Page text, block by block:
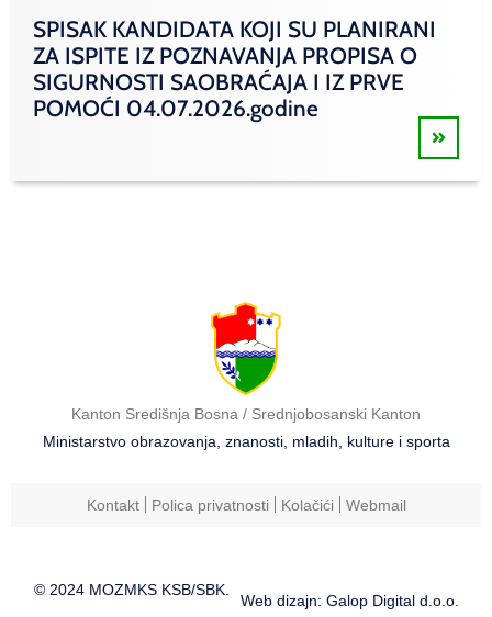
SPISAK KANDIDATA KOJI SU PLANIRANI
ZA ISPITE IZ POZNAVANJA PROPISA O
SIGURNOSTI SAOBRAĆAJA I IZ PRVE
POMOĆI 04.07.2026.godine
Kanton Središnja Bosna / Srednjobosanski Kanton
Ministarstvo obrazovanja, znanosti, mladih, kulture i sporta
Kontakt Polica privatnosti Kolačići Webmail
© 2024 MOZMKS KSB/SBK.
Web dizajn: Galop Digital d.o.o.